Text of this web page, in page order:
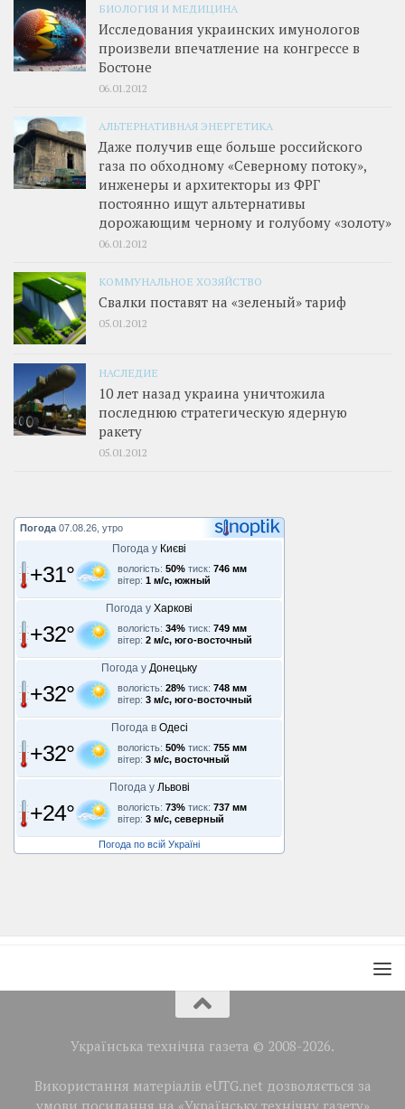
БИОЛОГИЯ И МЕДИЦИНА
Исследования украинских имунологов
произвели впечатление на конгрессе в
Бостоне
06.01.2012
АЛЬТЕРНАТИВНАЯ ЭНЕРГЕТИКА
Даже получив еще больше российского
газа по обходному «Северному потоку»,
инженеры и архитекторы из ФРГ
постоянно ищут альтернативы
дорожающим черному и голубому «золоту»
06.01.2012
КОММУНАЛЬНОЕ ХОЗЯЙСТВО
Свалки поставят на «зеленый» тариф
05.01.2012
НАСЛЕДИЕ
10 лет назад украина уничтожила
последнюю стратегическую ядерную
ракету
05.01.2012
Погода 07.08.26, утро
Погода у Києві
+31° вологість: 50% тиск: 746 мм
вітер: 1 м/с, южный
Погода у Харкові
+32° вологість: 34% тиск: 749 мм
вітер: 2 м/с, юго-восточный
Погода у Донецьку
+32° вологість: 28% тиск: 748 мм
вітер: 3 м/с, юго-восточный
Погода в Одесі
+32° вологість: 50% тиск: 755 мм
вітер: 3 м/с, восточный
Погода у Львові
+24° вологість: 73% тиск: 737 мм
вітер: 3 м/с, северный
Погода по всій Україні
Українська технічна газета © 2008-2026.
Використання матеріалів eUTG.net дозволяється за